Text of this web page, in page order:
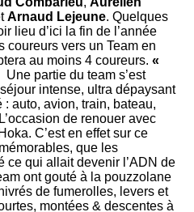
Arnaud Lejeune. Quelques
lieu d’ici la fin de l’année
coureurs vers un Team en
au moins 4 coureurs.«
Une partie du team s’est
intense, ultra dépaysant
auto, avion, train, bateau,
de renouer avec
C’est en effet sur ce
que les
ce qui allait devenir l’ADN de
ont gouté à la pouzzolane
de fumerolles, levers et
montées & descentes à